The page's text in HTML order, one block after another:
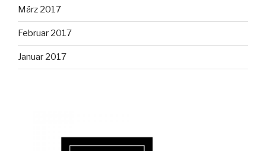
März 2017
Februar 2017
Januar 2017